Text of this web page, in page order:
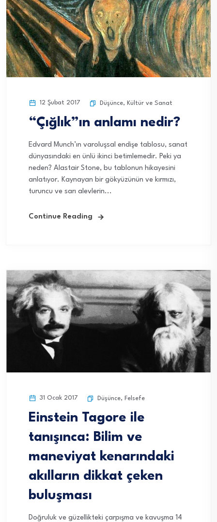
12 Şubat 2017 Düşünce, Kültür ve Sanat
“Çığlık”ın anlamı nedir?
Edvard Munch’ın varoluşsal endişe tablosu, sanat
dünyasındaki en ünlü ikinci betimlemedir. Peki ya
neden? Alastair Stone, bu tablonun hikayesini
anlatıyor. Kaynayan bir gökyüzünün ve kırmızı,
turuncu ve sarı alevlerin...
Continue Reading
31 Ocak 2017 Düşünce, Felsefe
Einstein Tagore ile
tanışınca: Bilim ve
maneviyat kenarındaki
akılların dikkat çeken
buluşması
Doğruluk ve güzellikteki çarpışma ve kavuşma 14